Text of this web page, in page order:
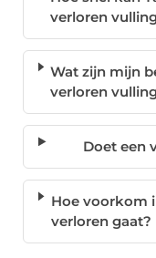
verloren
Wat zijn mijn
verloren
Doet een
Hoe voorkom
verloren gaat?